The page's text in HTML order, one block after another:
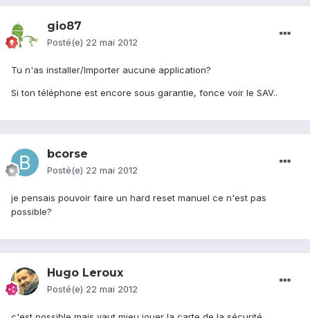
gio87
Posté(e) 22 mai 2012
Tu n'as installer/Importer aucune application?
Si ton téléphone est encore sous garantie, fonce voir le SAV..
bcorse
Posté(e) 22 mai 2012
je pensais pouvoir faire un hard reset manuel ce n'est pas
possible?
Hugo Leroux
Posté(e) 22 mai 2012